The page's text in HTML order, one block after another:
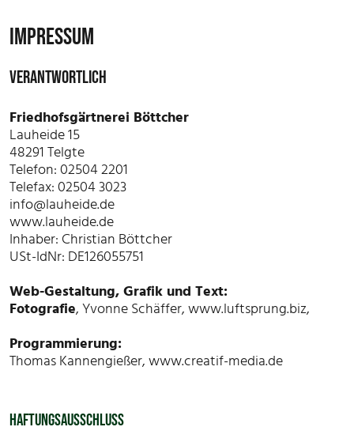
IMPRESSUM
VERANTWORTLICH
Friedhofsgärtnerei Böttcher
Lauheide 15
48291 Telgte
Telefon: 02504 2201
Telefax: 02504 3023
info@lauheide.de
www.lauheide.de
Inhaber: Christian Böttcher
USt-IdNr: DE126055751
Web-Gestaltung, Grafik und Text:
Fotografie, Yvonne Schäffer,www.luftsprung.biz,
Programmierung:
Thomas Kannengießer, www.creatif-media.de
HAFTUNGSAUSSCHLUSS